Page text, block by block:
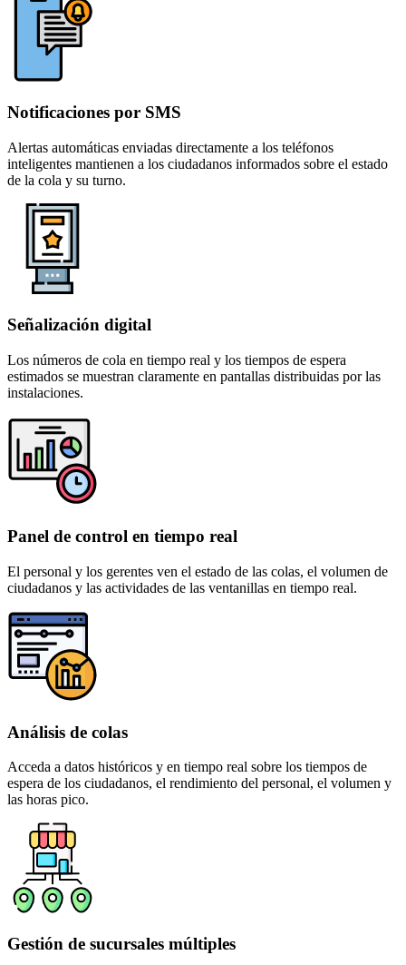
Notificaciones por SMS
Alertas automáticas enviadas directamente a los teléfonos
inteligentes mantienen a los ciudadanos informados sobre el estado
de la cola y su turno.
Señalización digital
Los números de cola en tiempo real y los tiempos de espera
estimados se muestran claramente en pantallas distribuidas por las
instalaciones.
Panel de control en tiempo real
El personal y los gerentes ven el estado de las colas, el volumen de
ciudadanos y las actividades de las ventanillas en tiempo real.
Análisis de colas
Acceda a datos históricos y en tiempo real sobre los tiempos de
espera de los ciudadanos, el rendimiento del personal, el volumen y
las horas pico.
Gestión de sucursales múltiples